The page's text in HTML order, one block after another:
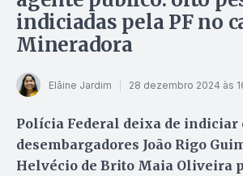
indiciadas pela PF no
Mineradora
Elâine Jardim 28 dezembro 2024 às
Polícia Federal deixa de indiciar
desembargadores João Rigo
Helvécio de Brito Maia Oliveira